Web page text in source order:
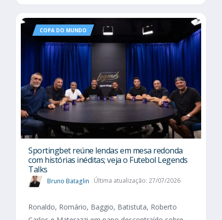
COPA DO MUNDO
Sportingbet reúne lendas em mesa redonda
com histórias inéditas; veja o Futebol Legends
Talks
Bruno Bataglin Última atualização: 27/07/2026
Ronaldo, Romário, Baggio, Batistuta, Roberto